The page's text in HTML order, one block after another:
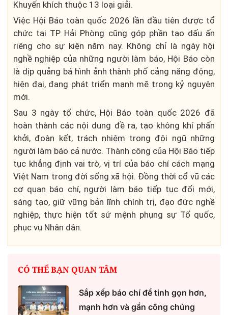
Khuyến khích thuộc 13 loại giải.
Việc Hội Báo toàn quốc 2026 lần đầu tiên được tổ
chức tại TP Hải Phòng cũng góp phần tạo dấu ấn
riêng cho sự kiện năm nay. Không chỉ là ngày hội
nghề nghiệp của những người làm báo, Hội Báo còn
là dịp quảng bá hình ảnh thành phố cảng năng động,
hiện đại, đang phát triển mạnh mẽ trong kỷ nguyên
mới.
Sau 3 ngày tổ chức, Hội Báo toàn quốc 2026 đã
hoàn thành các nội dung đề ra, tạo không khí phấn
khởi, đoàn kết, trách nhiệm trong đội ngũ những
người làm báo cả nước. Thành công của Hội Báo tiếp
tục khẳng định vai trò, vị trí của báo chí cách mạng
Việt Nam trong đời sống xã hội. Đồng thời cổ vũ các
cơ quan báo chí, người làm báo tiếp tục đổi mới,
sáng tạo, giữ vững bản lĩnh chính trị, đạo đức nghề
nghiệp, thực hiện tốt sứ mệnh phụng sự Tổ quốc,
phục vụ Nhân dân.
CÓ THỂ BẠN QUAN TÂM
Sắp xếp báo chí để tinh gọn hơn,
mạnh hơn và gần công chúng